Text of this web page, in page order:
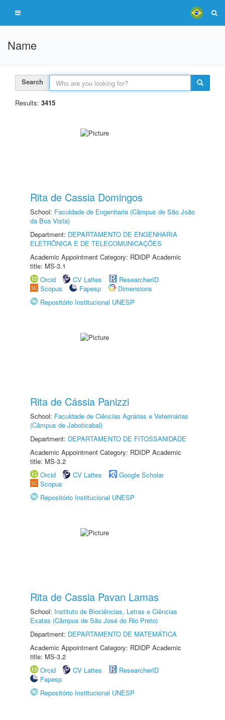
Name
Search
Results: 3415
Rita de Cassia Domingos
School: Faculdade de Engenharia (Câmpus de São João
da Boa Vista)
Department: DEPARTAMENTO DE ENGENHARIA
ELETRÔNICA E DE TELECOMUNICAÇÕES
Academic Appointment Category: RDIDP Academic
title: MS-3.1
Orcid
CV Lattes
ResearcherID
Scopus
Fapesp
Dimensions
Repositório Institucional UNESP
Rita de Cássia Panizzi
School: Faculdade de Ciências Agrárias e Veterinárias
(Câmpus de Jaboticabal)
Department: DEPARTAMENTO DE FITOSSANIDADE
Academic Appointment Category: RDIDP Academic
title: MS-3.2
Orcid
CV Lattes
Google Scholar
Scopus
Repositório Institucional UNESP
Rita de Cassia Pavan Lamas
School: Instituto de Biociências, Letras e Ciências
Exatas (Câmpus de São José do Rio Preto)
Department: DEPARTAMENTO DE MATEMÁTICA
Academic Appointment Category: RDIDP Academic
title: MS-3.2
Orcid
CV Lattes
ResearcherID
Fapesp
Repositório Institucional UNESP